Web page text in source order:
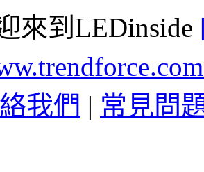
來到LEDinside
我們 | 常見問